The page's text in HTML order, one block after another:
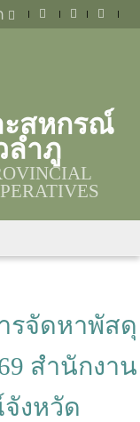
ะสหกรณ์
ลำภู
รจัดหาพัสดุ
สำนักงาน
งหวัด